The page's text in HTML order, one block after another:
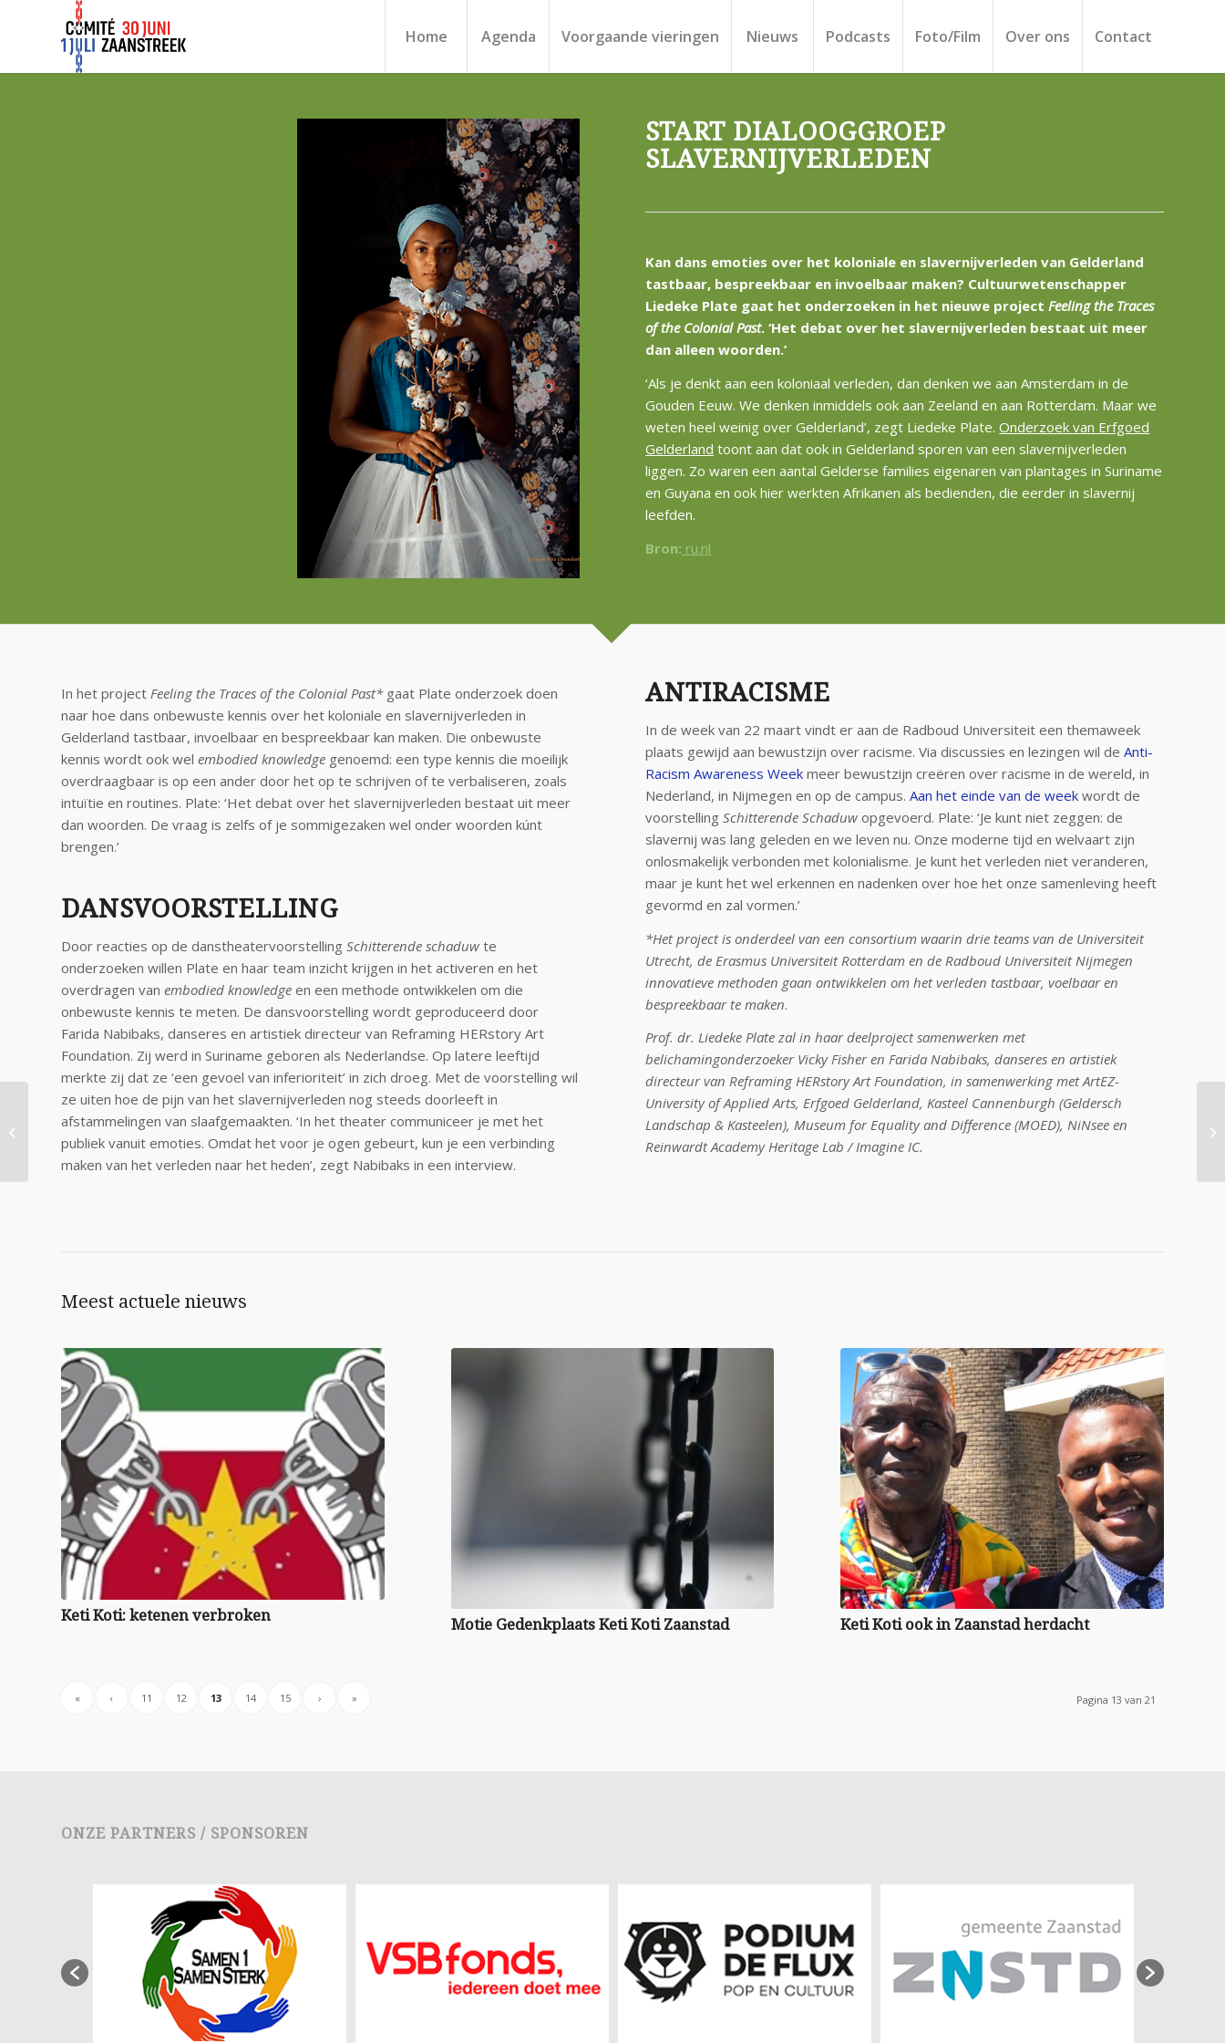
Home Agenda Voorgaande vieringen Nieuws Podcasts Foto/Film Over ons Contact
START DIALOOGGROEP
SLAVERNIJVERLEDEN
Kan dans emoties over het koloniale en slavernijverleden van Gelderland
tastbaar, bespreekbaar en invoelbaar maken? Cultuurwetenschapper
Liedeke Plate gaat het onderzoeken in het nieuwe projectFeeling the Traces
of the Colonial Past. ‘Het debat over het slavernijverleden bestaat uit meer
dan alleen woorden.’
‘Als je denkt aan een koloniaal verleden, dan denken we aan Amsterdam in de
Gouden Eeuw. We denken inmiddels ook aan Zeeland en aan Rotterdam. Maar we
weten heel weinig over Gelderland’, zegt Liedeke Plate.Onderzoek van Erfgoed
Gelderland toont aan dat ook in Gelderland sporen van een slavernijverleden
liggen. Zo waren een aantal Gelderse families eigenaren van plantages in Suriname
en Guyana en ook hier werkten Afrikanen als bedienden, die eerder in slavernij
leefden.
Bron: ru.nl
In het project Feeling the Traces of the Colonial Past*gaat Plate onderzoek doen
naar hoe dans onbewuste kennis over het koloniale en slavernijverleden in
Gelderland tastbaar, invoelbaar en bespreekbaar kan maken. Die onbewuste
kennis wordt ook wel embodied knowledge genoemd: een type kennis die moeilijk
overdraagbaar is op een ander door het op te schrijven of te verbaliseren, zoals
intuïtie en routines. Plate: ‘Het debat over het slavernijverleden bestaat uit meer
dan woorden. De vraag is zelfs of je sommigezaken wel onder woorden kúnt
brengen.’
DANSVOORSTELLING
Door reacties op de danstheatervoorstelling Schitterende schaduw te
onderzoeken willen Plate en haar team inzicht krijgen in het activeren en het
overdragen van embodied knowledge en een methode ontwikkelen om die
onbewuste kennis te meten. De dansvoorstelling wordt geproduceerd door
Farida Nabibaks, danseres en artistiek directeur van Reframing HERstory Art
Foundation. Zij werd in Suriname geboren als Nederlandse. Op latere leeftijd
merkte zij dat ze ‘een gevoel van inferioriteit’ in zich droeg. Met de voorstelling wil
ze uiten hoe de pijn van het slavernijverleden nog steeds doorleeft in
afstammelingen van slaafgemaakten. ‘In het theater communiceer je met het
publiek vanuit emoties. Omdat het voor je ogen gebeurt, kun je een verbinding
maken van het verleden naar het heden’, zegt Nabibaks in een interview.
ANTIRACISME
In de week van 22 maart vindt er aan de Radboud Universiteit een themaweek
plaats gewijd aan bewustzijn over racisme. Via discussies en lezingen wil deAnti-
Racism Awareness Week meer bewustzijn creëren over racisme in de wereld, in
Nederland, in Nijmegen en op de campus.Aan het einde van de week wordt de
voorstellingSchitterende Schaduw opgevoerd. Plate: ‘Je kunt niet zeggen: de
slavernij was lang geleden en we leven nu. Onze moderne tijd en welvaart zijn
onlosmakelijk verbonden met kolonialisme. Je kunt het verleden niet veranderen,
maar je kunt het wel erkennen en nadenken over hoe het onze samenleving heeft
gevormd en zal vormen.’
*Het project is onderdeel van een consortium waarindrie teams van de Universiteit
Utrecht, de Erasmus Universiteit Rotterdam en de Radboud Universiteit Nijmegen
innovatieve methoden gaan ontwikkelen om het verleden tastbaar, voelbaar en
bespreekbaar te maken.
Prof. dr. Liedeke Plate zal in haar deelproject samenwerken met
belichamingonderzoeker Vicky Fisher en Farida Nabibaks, danseres en artistiek
directeur van Reframing HERstory Art Foundation, in samenwerking met ArtEZ-
University of Applied Arts, Erfgoed Gelderland, Kasteel Cannenburgh (Geldersch
Landschap & Kasteelen), Museum for Equality and Difference (MOED), NiNsee en
Reinwardt Academy Heritage Lab / Imagine IC.
Meest actuele nieuws
Keti Koti: ketenen verbroken
Motie Gedenk­plaats Keti Koti Zaanstad Keti Koti ook in Zaanstad herdacht
Pagina 13 van 21
« ‹ 11 12 13 14 15 › »
ONZE PARTNERS / SPONSOREN
Symposium ‘Bronnen
over slavernij en
slavenhandel’